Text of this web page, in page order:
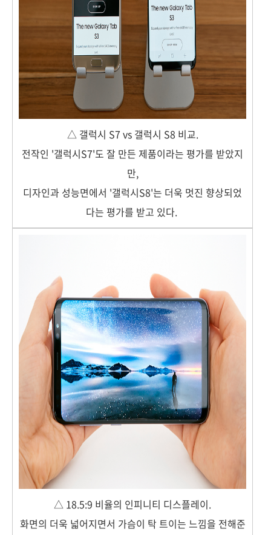
△ 갤럭시 S7 vs 갤럭시 S8 비교.
전작인 '갤럭시S7'도 잘 만든 제품이라는 평가를 받았지
만,
디자인과 성능면에서 '갤럭시S8'는 더욱 멋진 향상되었
다는 평가를 받고 있다.
△ 18.5:9 비율의 인피니티 디스플레이.
화면의 더욱 넓어지면서 가슴이 탁 트이는 느낌을 전해준